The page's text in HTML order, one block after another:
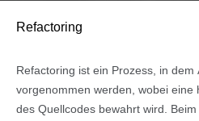
Refactoring
Refactoring ist ein Prozess, in
vorgenommen werden, wobei eine
des Quellcodes bewahrt wird.